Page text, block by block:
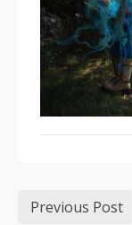
Previous Post